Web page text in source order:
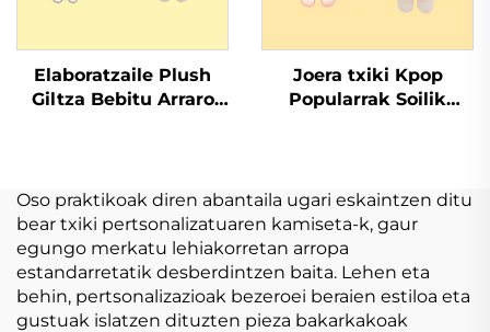
Elaboratzaile Plush
Giltza Bebitu Arraro
Joera txiki Kpop
Popularrak Soilik
Oso praktikoak diren abantaila ugari eskaintzen ditu
bear txiki pertsonalizatuaren kamiseta-k, gaur
egungo merkatu lehiakorretan arropa
estandarretatik desberdintzen baita. Lehen eta
behin, pertsonalizazioak bezeroei beraien estiloa eta
gustuak islatzen dituzten pieza bakarkakoak